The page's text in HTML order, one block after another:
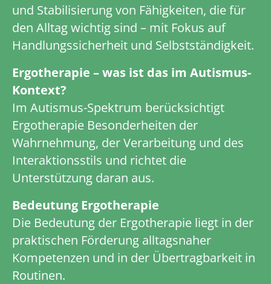
und Stabilisierung von Fähigkeiten, die für
den Alltag wichtig sind – mit Fokus auf
Handlungssicherheit und Selbstständigkeit.
Ergotherapie – was ist das im Autismus-
Kontext?
Im Autismus-Spektrum berücksichtigt
Ergotherapie Besonderheiten der
Wahrnehmung, der Verarbeitung und des
Interaktionsstils und richtet die
Unterstützung daran aus.
Bedeutung Ergotherapie
Die Bedeutung der Ergotherapie liegt in der
praktischen Förderung alltagsnaher
Kompetenzen und in der Übertragbarkeit in
Routinen.